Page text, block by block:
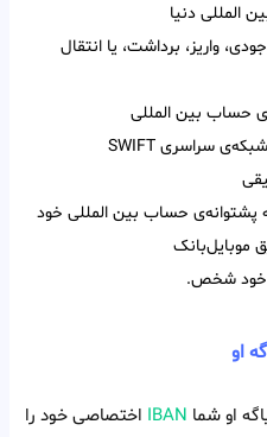
واریز، برداشت، یا انتقال
او
او شما IBAN اختصاصی خود را